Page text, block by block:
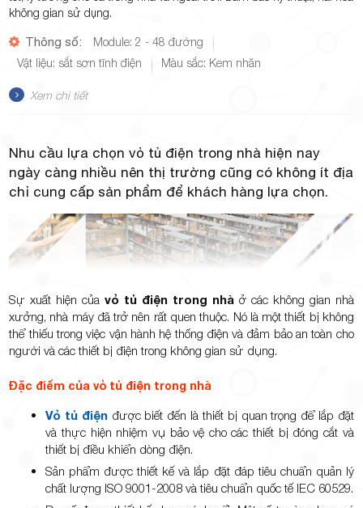
không gian sử dụng.
Thông số:
Module: 2 - 48 đường
Vật liệu: sắt sơn tĩnh điện
Màu sắc: Kem nhăn
Xem chi tiết
Nhu cầu lựa chọn vỏ tủ điện trong nhà hiện nay
ngày càng nhiều nên thị trường cũng có không ít địa
chỉ cung cấp sản phẩm để khách hàng lựa chọn.
Sự xuất hiện củavỏ tủ điện trong nhàở các không gian nhà
xưởng, nhà máy đã trở nên rất quen thuộc. Nó là một thiết bị không
thể thiếu trong việc vận hành hệ thống điện và đảm bảo an toàn cho
người và các thiết bị điện trong không gian sử dụng.
Đặc điểm của vỏ tủ điện trong nhà
Vỏ tủ điệnđược biết đến là thiết bị quan trọng để lắp đặt
và thực hiện nhiệm vụ bảo vệ cho các thiết bị đóng cắt và
thiết bị điều khiển dòng điện.
Sản phẩm được thiết kế và lắp đặt đáp tiêu chuẩn quản lý
chất lượng ISO 9001-2008 và tiêu chuẩn quốc tế IEC 60529.